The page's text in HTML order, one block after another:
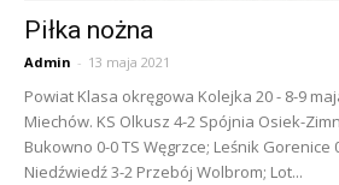
Piłka nożna
Admin - 13 maja 2021
Powiat Klasa okręgowa Kolejka 20 - 8-9
Miechów. KS Olkusz 4-2 Spójnia Osiek-
Bukowno 0-0 TS Węgrzce; Leśnik Gorenice
Niedźwiedź 3-2 Przebój Wolbrom; Lot...